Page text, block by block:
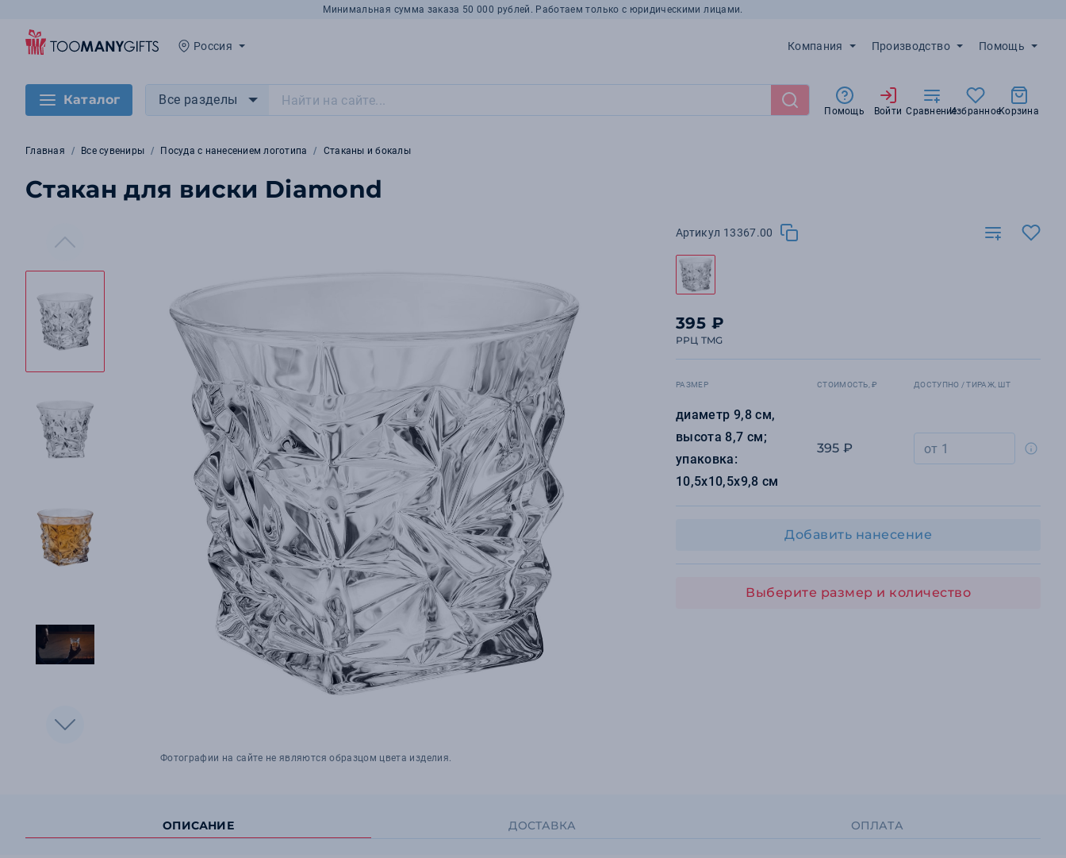
Минимальная сумма заказа 50 000 рублей. Работаем только с юридическими лицами.
Россия Компания Производство Помощь
Каталог Все разделы
Помощь Войти СравнениеИзбранноеКорзина
Главная Все сувениры Посуда с нанесением логотипа Стаканы и бокалы
Стакан для виски Diamond
Фотографии на сайте не являются образцом цвета изделия.
Артикул 13367.00
395 ₽
РРЦ TMG
РАЗМЕР СТОИМОСТЬ, ₽ ДОСТУПНО / ТИРАЖ, ШТ
диаметр 9,8 см,
высота 8,7 см;
упаковка:
10,5х10,5х9,8 см
395 ₽
Добавить нанесение
Выберите размер и количество
ОПИСАНИЕ ДОСТАВКА ОПЛАТА